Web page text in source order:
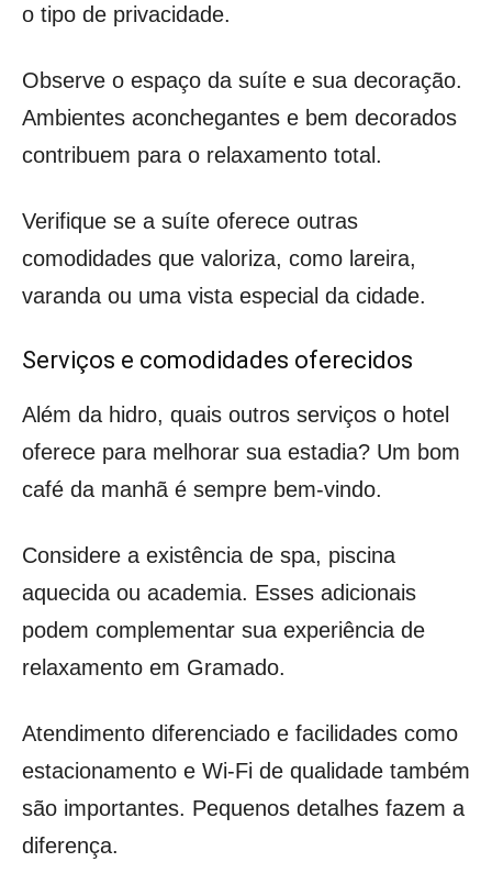
o tipo de privacidade.
Observe o espaço da suíte e sua decoração.
Ambientes aconchegantes e bem decorados
contribuem para o relaxamento total.
Verifique se a suíte oferece outras
comodidades que valoriza, como lareira,
varanda ou uma vista especial da cidade.
Serviços e comodidades oferecidos
Além da hidro, quais outros serviços o hotel
oferece para melhorar sua estadia? Um bom
café da manhã é sempre bem-vindo.
Considere a existência de spa, piscina
aquecida ou academia. Esses adicionais
podem complementar sua experiência de
relaxamento em Gramado.
Atendimento diferenciado e facilidades como
estacionamento e Wi-Fi de qualidade também
são importantes. Pequenos detalhes fazem a
diferença.